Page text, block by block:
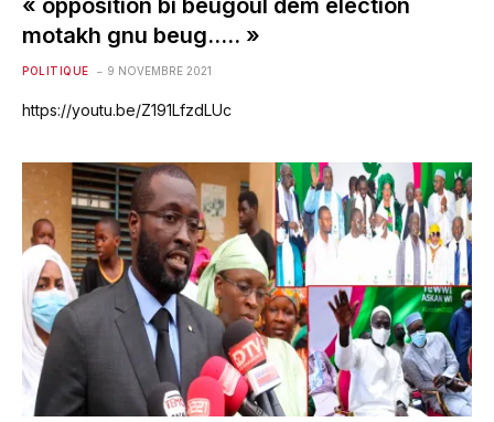
« opposition bi beugoul dem election
motakh gnu beug….. »
POLITIQUE 9 NOVEMBRE 2021
https://youtu.be/Z191LfzdLUc